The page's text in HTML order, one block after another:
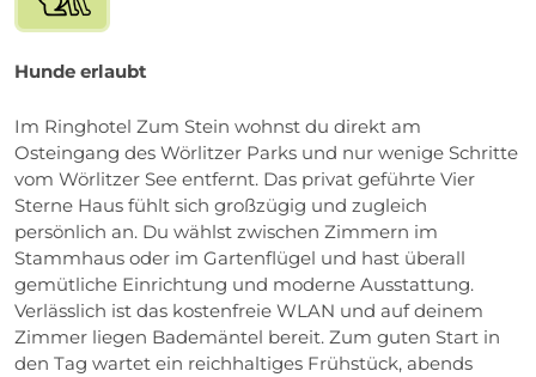
Hunde erlaubt
Im Ringhotel Zum Stein wohnst du direkt am
Osteingang des Wörlitzer Parks und nur wenige Schritte
vom Wörlitzer See entfernt. Das privat geführte Vier
Sterne Haus fühlt sich großzügig und zugleich
persönlich an. Du wählst zwischen Zimmern im
Stammhaus oder im Gartenflügel und hast überall
gemütliche Einrichtung und moderne Ausstattung.
Verlässlich ist das kostenfreie WLAN und auf deinem
Zimmer liegen Bademäntel bereit. Zum guten Start in
den Tag wartet ein reichhaltiges Frühstück, abends